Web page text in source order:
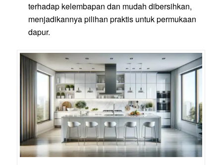
terhadap kelembapan dan mudah dibersihkan,
menjadikannya pilihan praktis untuk permukaan
dapur.